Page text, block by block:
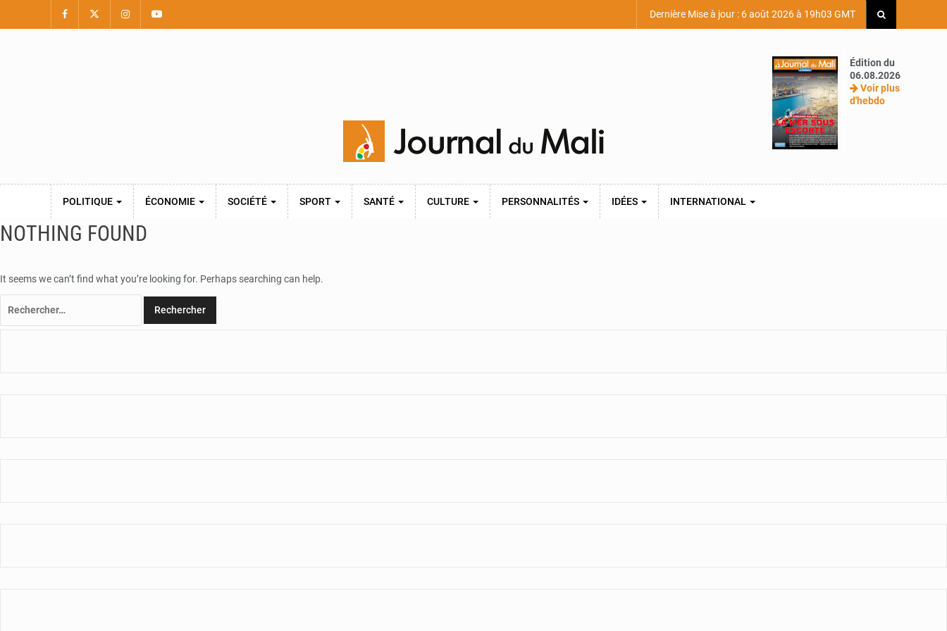
Dernière Mise à jour : 6 août 2026 à 19h03 GMT
Édition du
06.08.2026
Voir plus
d'hebdo
POLITIQUE ÉCONOMIE SOCIÉTÉ SPORT SANTÉ CULTURE PERSONNALITÉS IDÉES INTERNATIONAL
NOTHING FOUND
It seems we can’t find what you’re looking for. Perhaps searching can help.